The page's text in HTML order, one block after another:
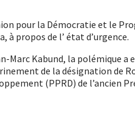
pour la Démocratie et le
à propos de l’ état d’urgence.
Kabund, la polémique a
de la désignation de
(PPRD) de l’ancien